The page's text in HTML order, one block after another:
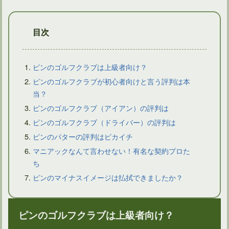
ドライバーは国内外のメーカーによって特徴的な違いはあるか
目次
ピンのゴルフクラブは上級者向け？
ピンのゴルフクラブが初心者向けと言う評判は本
当？
ピンのゴルフクラブ（アイアン）の評判は
ピンのゴルフクラブ（ドライバー）の評判は
ピンのパターの評判はピカイチ
マニアックなんて言わせない！有名な契約プロた
ち
ピンのマイナスイメージは払拭できましたか？
ピンのゴルフクラブは上級者向け？